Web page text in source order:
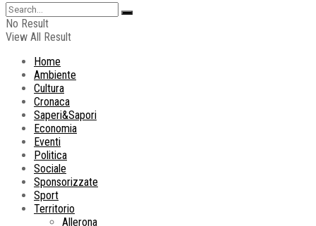
No Result
View All Result
Home
Ambiente
Cultura
Cronaca
Saperi&Sapori
Economia
Eventi
Politica
Sociale
Sponsorizzate
Sport
Territorio
Allerona